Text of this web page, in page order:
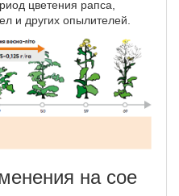
цветения рапса,
и других опылителей.
на сое